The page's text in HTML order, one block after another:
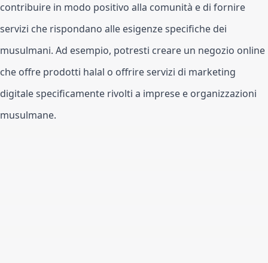
contribuire in modo positivo alla comunità e di fornire
servizi che rispondano alle esigenze specifiche dei
musulmani. Ad esempio, potresti creare un negozio online
che offre prodotti halal o offrire servizi di marketing
digitale specificamente rivolti a imprese e organizzazioni
musulmane.